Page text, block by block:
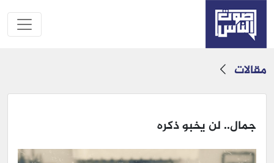
مقالات
جمال.. لن يخبو ذكره